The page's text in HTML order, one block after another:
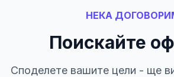
НЕКА
Поискайте
Споделете вашите цели - ще